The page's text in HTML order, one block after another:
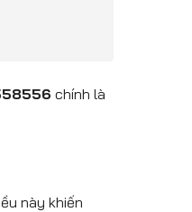
chính là
này khiến